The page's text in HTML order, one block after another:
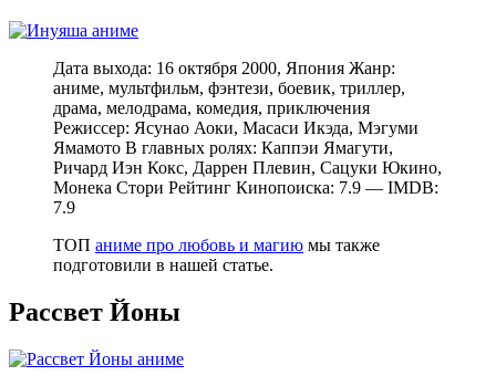
Дата выхода: 16 октября 2000, Япония Жанр:
аниме, мультфильм, фэнтези, боевик, триллер,
драма, мелодрама, комедия, приключения
Режиссер: Ясунао Аоки, Масаси Икэда, Мэгуми
Ямамото В главных ролях: Каппэи Ямагути,
Ричард Иэн Кокс, Даррен Плевин, Сацуки Юкино,
Монека Стори Рейтинг Кинопоиска: 7.9 — IMDB:
7.9
ТОП аниме про любовь и магию мы также
подготовили в нашей статье.
Рассвет Йоны